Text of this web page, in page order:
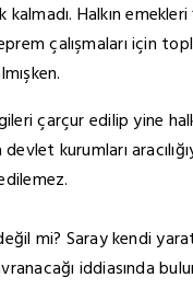
Halkın emekleri
çalışmaları için
çarçur edilip yine
kurumları
mi? Saray kendi
iddiasında